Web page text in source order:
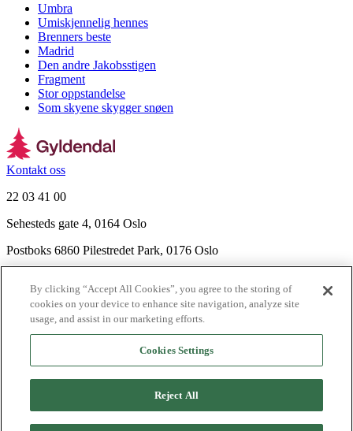
Umbra
Umiskjennelig hennes
Brenners beste
Madrid
Den andre Jakobsstigen
Fragment
Stor oppstandelse
Som skyene skygger snøen
Kontakt oss
22 03 41 00
Sehesteds gate 4, 0164 Oslo
Postboks 6860 Pilestredet Park, 0176 Oslo
Nyhetsbrev
Ledige stillinger
Send inn manus
Agency
By clicking “Accept All Cookies”, you agree to the storing of
cookies on your device to enhance site navigation, analyze site
usage, and assist in our marketing efforts.
Cookies Settings
Reject All